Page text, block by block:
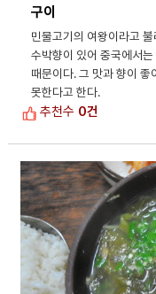
구이
민물고기의 여왕이라고
수박향이 있어 중국에서는
때문이다. 그 맛과 향이 좋
못한다고 한다.
추천수 0건